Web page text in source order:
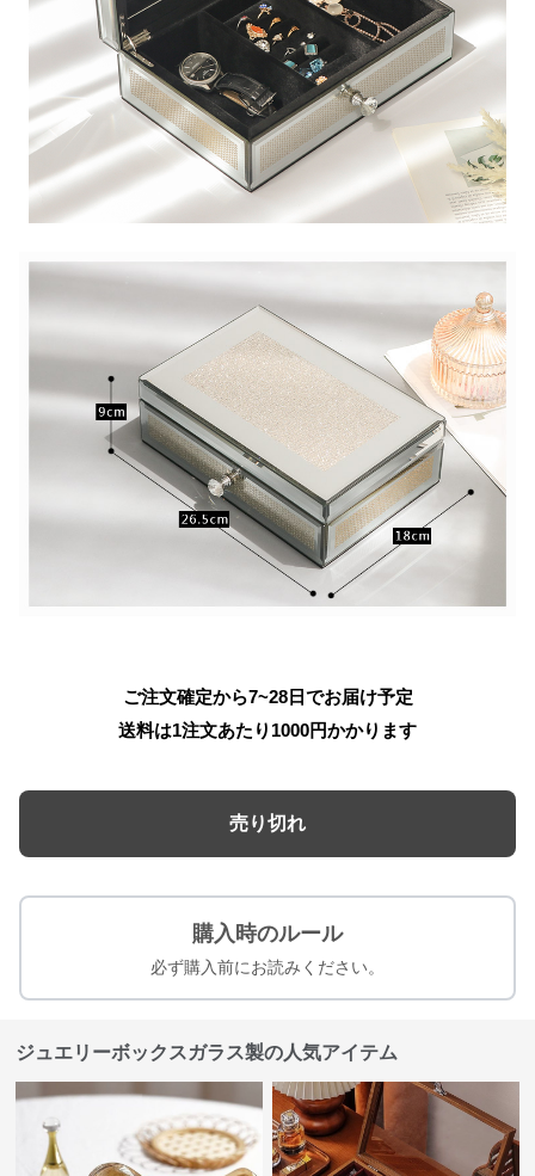
ご注文確定から7~28日でお届け予定
送料は1注文あたり 1000円かかります
売り切れ
購入時のルール
必ず購入前にお読みください。
ジュエリーボックスガラス製の人気アイテム